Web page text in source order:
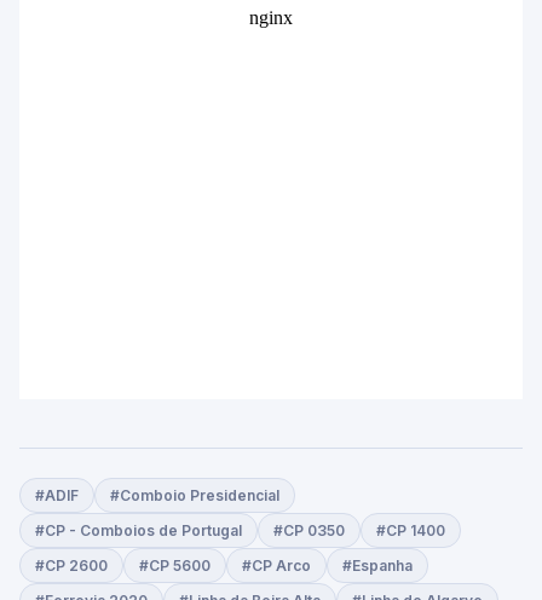
#ADIF
#Comboio Presidencial
#CP - Comboios de Portugal
#CP 0350
#CP 1400
#CP 2600
#CP 5600 #CP Arco
#Espanha